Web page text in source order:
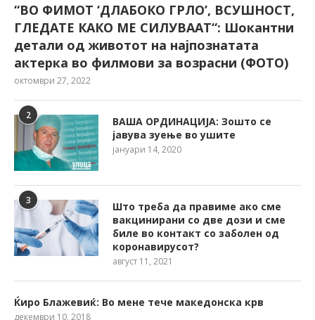
“ВО ФИМОТ ‘ДЛАБОКО ГРЛО’, ВСУШНОСТ,
ГЛЕДАТЕ КАКО МЕ СИЛУВААТ“: Шокантни
детали од животот на најпознатата
актерка во филмови за возрасни (ФОТО)
октомври 27, 2022
2
ВАША ОРДИНАЦИЈА: Зошто се
јавува зуење во ушите
јануари 14, 2020
3
Што треба да правиме ако сме
вакцинирани со две дози и сме
биле во контакт со заболен од
коронавирусот?
август 11, 2021
Ќиро Блажевиќ: Во мене тече македонска крв
декември 10, 2018